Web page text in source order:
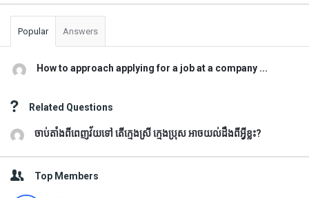
Popular Answers
How to approach applying for a job at a company ...
Related Questions
ចាប់តាំងពីពេញវ័យទៅ តើក្មេងស្រី ក្មេងប្រុស អាចយល់ដឹងពីអ្វីខ្លះ?
Top Members